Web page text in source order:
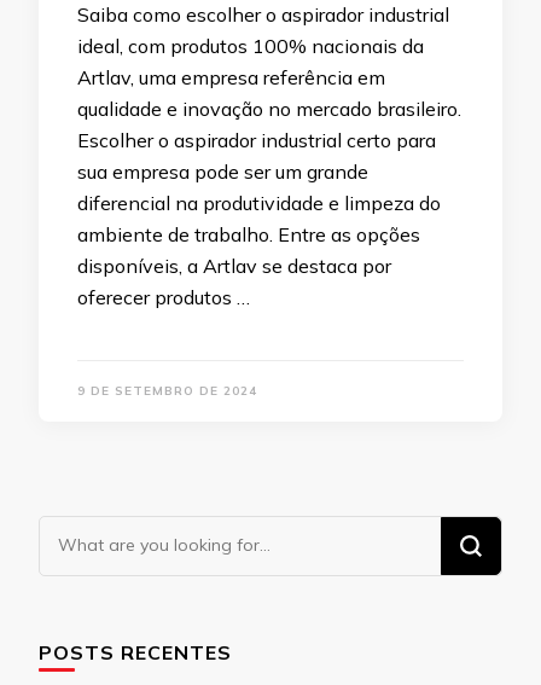
Saiba como escolher o aspirador industrial
ideal, com produtos 100% nacionais da
Artlav, uma empresa referência em
qualidade e inovação no mercado brasileiro.
Escolher o aspirador industrial certo para
sua empresa pode ser um grande
diferencial na produtividade e limpeza do
ambiente de trabalho. Entre as opções
disponíveis, a Artlav se destaca por
oferecer produtos …
9 DE SETEMBRO DE 2024
Looking
for
POSTS RECENTES